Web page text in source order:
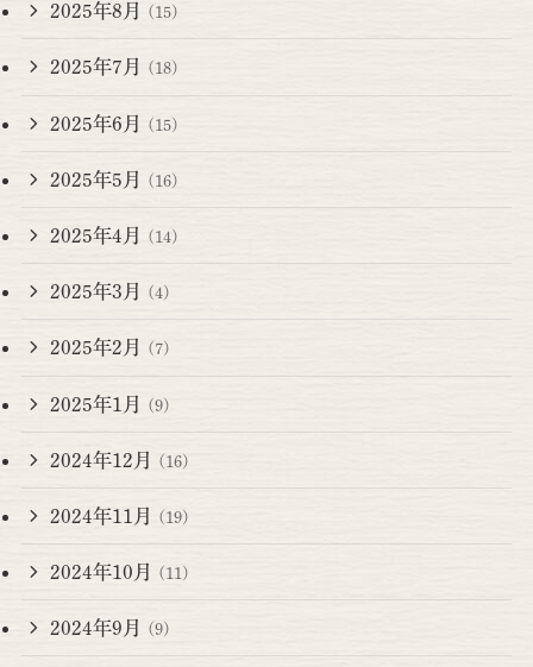
2025年8月 (15)
2025年7月 (18)
2025年6月 (15)
2025年5月 (16)
2025年4月 (14)
2025年3月 (4)
2025年2月 (7)
2025年1月 (9)
2024年12月 (16)
2024年11月 (19)
2024年10月 (11)
2024年9月 (9)